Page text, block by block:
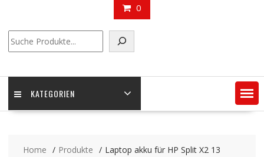
0
KATEGORIEN
Home Produkte Laptop akku für HP Split X2 13